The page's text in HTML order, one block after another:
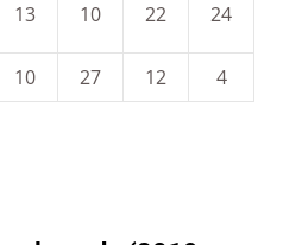
13 10 22 24
10 27 12 4